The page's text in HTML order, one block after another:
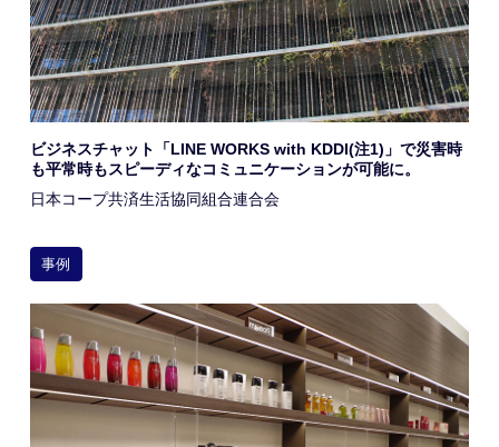
ビジネスチャット「LINE WORKS with KDDI(注1)」で災害時
も平常時もスピーディなコミュニケーションが可能に。
日本コープ共済生活協同組合連合会
事例